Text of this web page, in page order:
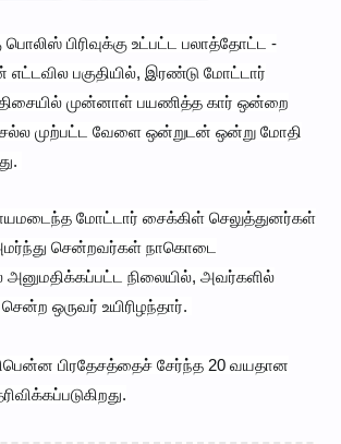
பிரிவுக்கு உட்பட்ட பலாத்தோட்ட -
பகுதியில், இரண்டு மோட்டார்
முன்னாள் பயணித்த கார் ஒன்றை
முற்பட்ட வேளை ஒன்றுடன் ஒன்று மோதி
மோட்டார் சைக்கிள் செலுத்துனர்கள்
சென்றவர்கள் நாகொடை
அனுமதிக்கப்பட்ட நிலையில், அவர்களில்
ஒருவர் உயிரிழந்தார்.
பிரதேசத்தைச் சேர்ந்த 20 வயதான